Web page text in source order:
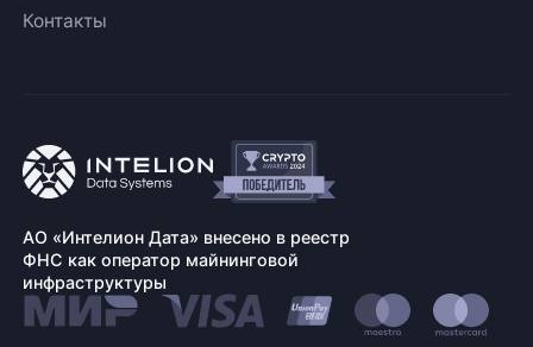
Контакты
АО «Интелион Дата» внесено в реестр
ФНС как оператор майнинговой
инфраструктуры